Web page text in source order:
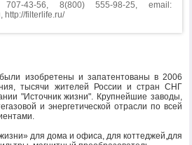
43-56, 8(800) 555-98-25, email:
http://filterlife.ru/
изобретены и запатентованы в 2006
тысячи жителей России и стран СНГ
"Источник жизни". Крупнейшие заводы,
и энергетической отрасли по всей
для дома и офиса, для коттеджей,для